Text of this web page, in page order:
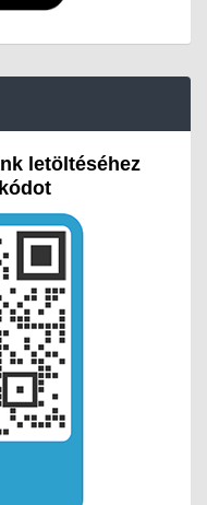
letöltéséhez